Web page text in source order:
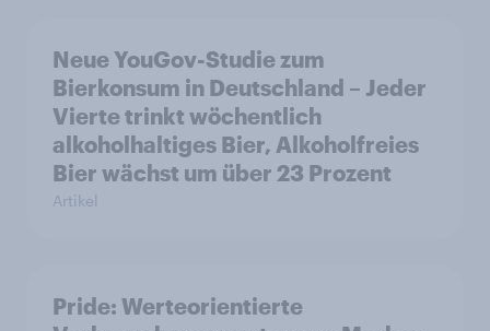
Neue YouGov-Studie zum
Bierkonsum in Deutschland – Jeder
Vierte trinkt wöchentlich
alkoholhaltiges Bier, Alkoholfreies
Bier wächst um über 23 Prozent
Artikel
Pride: Werteorientierte